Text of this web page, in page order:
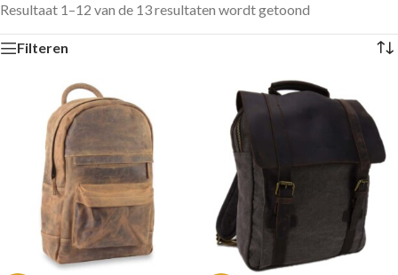
Resultaat 1–12 van de 13 resultaten wordt getoond
Filteren